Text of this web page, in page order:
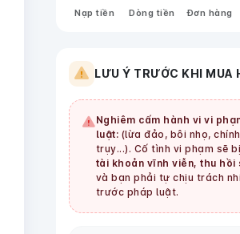
Nạp tiền Dòng tiền Đơn hàng
LƯU Ý TRƯỚC KHI MUA
Nghiêm cấm hành vi vi
luật: (lừa đảo, bôi nhọ,
trụy...). Cố tình vi phạm sẽ bị
tài khoản vĩnh viễn, thu hồi
và bạn phải tự chịu trách
trước pháp luật.